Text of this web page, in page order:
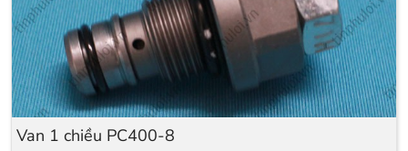
Van 1 chiều PC400-8